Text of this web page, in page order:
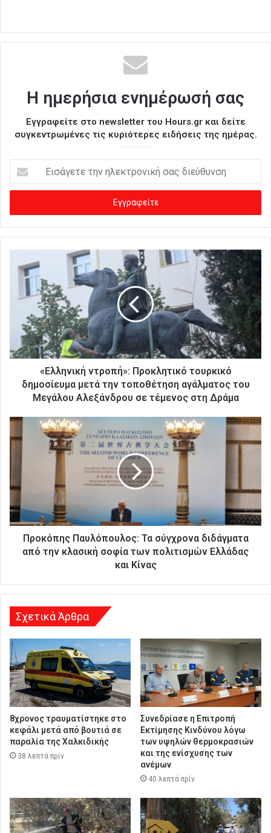
Η ημερήσια ενημέρωσή σας
Εγγραφείτε στο newsletter του Hours.gr και δείτε
συγκεντρωμένες τις κυριότερες ειδήσεις της ημέρας.
σ
γ
ε
τ
κ
δ
ε
ύ
η
«Ελληνική ντροπή»: Προκλητικό τουρκικό
δημοσίευμα μετά την τοποθέτηση αγάλματος του
Μεγάλου Αλεξάνδρου σε τέμενος στη Δράμα
Προκόπης Παυλόπουλος: Τα σύγχρονα διδάγματα
από την κλασική σοφία των πολιτισμών Ελλάδας
και Κίνας
Σχετικά Άρθρα
8χρονος τραυματίστηκε στο
κεφάλι μετά από βουτιά σε
παραλία της Χαλκιδικής
38 λεπτά πρίν
Συνεδρίασε η Επιτροπή
Εκτίμησης Κινδύνου λόγω
των υψηλών θερμοκρασιών
και της ενίσχυσης των
ανέμων
40 λεπτά πρίν